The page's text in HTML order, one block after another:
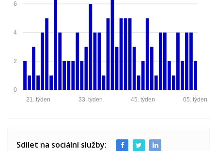
0
2
4
6
05. týden
45. týden
33. týden
21. týden
Sdílet na sociální služby: